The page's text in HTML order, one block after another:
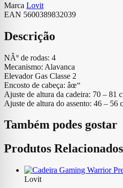
Marca Lovit
EAN 5600389832039
Descrição
NÂº de rodas: 4
Mecanismo: Alavanca
Elevador Gas Classe 2
Encosto de cabeça: âœ“
Ajuste de altura da cadeira: 70 – 81
Ajuste de altura do assento: 46 – 56
Também podes gostar
Produtos Relacionados
Lovit